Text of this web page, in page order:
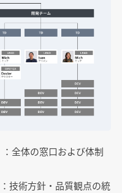
全体の窓口および体制
技術方針・品質観点の統